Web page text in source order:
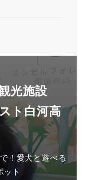
光施設
ト白河高
！愛犬と遊べる
ト